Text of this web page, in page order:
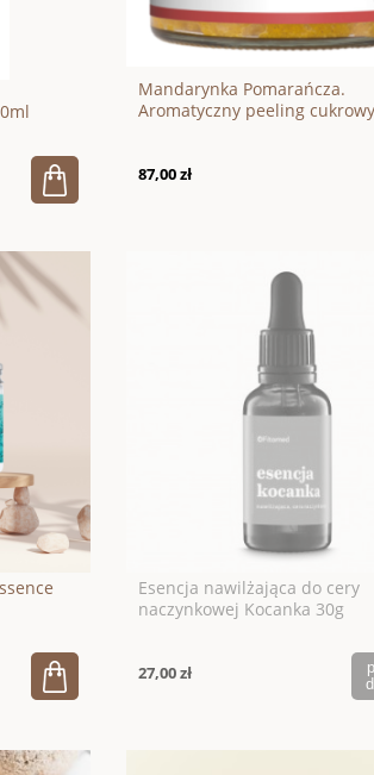
Mandarynka Pomarańcza.
Aromatyczny peeling
87,00 zł
Esencja nawilżająca do cery
naczynkowej Kocanka 30g
27,00 zł